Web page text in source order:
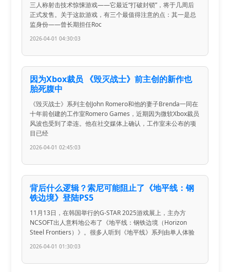
三人称射击技术惊悚游戏——它最近“打破封锁”，将于几周后
正式发售。关于这款游戏，有三个最值得注意的点：其一是总
监身份——曾长期担任Roc
2026-04-01 04:30:03
因为Xbox裁员 《毁灭战士》前主创的新作也
胎死腹中
《毁灭战士》系列主创John Romero和他的妻子Brenda一同在
十年前创建的工作室Romero Games，近期因为微软Xbox裁员
风波也受到了牵连。他在社交媒体上确认，工作室未公布的项
目已经
2026-04-01 02:45:03
背后什么逻辑？索尼可能阻止了《地平线：钢
铁边境》登陆PS5
11月13日，在韩国举行的G-STAR 2025游戏展上，主办方
NCSOFT出人意料地公布了《地平线：钢铁边境（Horizon
Steel Frontiers）》。很多人听到《地平线》系列由单人体验
2026-04-01 01:30:03